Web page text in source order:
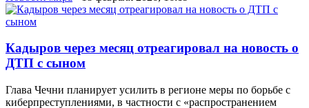
Кадыров через месяц отреагировал на новость о
ДТП с сыном
Глава Чечни планирует усилить в регионе меры по борьбе с
киберпреступлениями, в частности с «распространением